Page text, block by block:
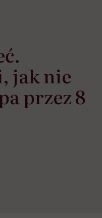
jak nie
przez 8